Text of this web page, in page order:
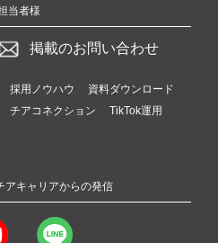
当者様
掲載のお問い合わせ
採用ノウハウ
資料ダウンロード
チアコネクション
TikTok運用
アキャリアからの発信